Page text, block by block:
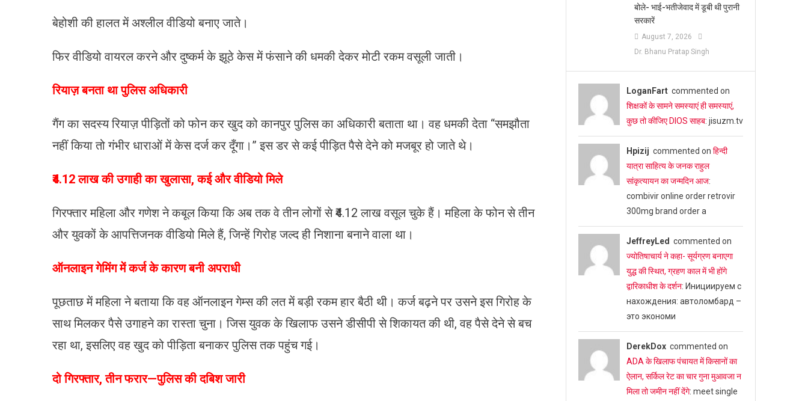
बेहोशी की हालत में अश्लील वीडियो बनाए जाते।
फिर वीडियो वायरल करने और दुष्कर्म के झूठे केस में फंसाने की धमकी देकर मोटी रकम वसूली जाती।
रियाज़ बनता था पुलिस अधिकारी
गैंग का सदस्य रियाज़ पीड़ितों को फोन कर खुद को कानपुर पुलिस का अधिकारी बताता था। वह धमकी देता “समझौता
नहीं किया तो गंभीर धाराओं में केस दर्ज कर दूँगा।” इस डर से कई पीड़ित पैसे देने को मजबूर हो जाते थे।
₹4.12 लाख की उगाही का खुलासा, कई और वीडियो मिले
गिरफ्तार महिला और गणेश ने कबूल किया कि अब तक वे तीन लोगों से ₹4.12 लाख वसूल चुके हैं। महिला के फोन से तीन
और युवकों के आपत्तिजनक वीडियो मिले हैं, जिन्हें गिरोह जल्द ही निशाना बनाने वाला था।
ऑनलाइन गेमिंग में कर्ज के कारण बनी अपराधी
पूछताछ में महिला ने बताया कि वह ऑनलाइन गेम्स की लत में बड़ी रकम हार बैठी थी। कर्ज बढ़ने पर उसने इस गिरोह के
साथ मिलकर पैसे उगाहने का रास्ता चुना। जिस युवक के खिलाफ उसने डीसीपी से शिकायत की थी, वह पैसे देने से बच
रहा था, इसलिए वह खुद को पीड़िता बनाकर पुलिस तक पहुंच गई।
दो गिरफ्तार, तीन फरार—पुलिस की दबिश जारी
बोले- भाई-भतीजेवाद में डूबी थी पुरानी
सरकारें
August 7, 2026
Dr. Bhanu Pratap Singh
LoganFartcommented on
शिक्षकों के सामने समस्याएं ही समस्याएं,
कुछ तो कीजिए DIOS साहब: jisuzm.tv
Hpizij commented on हिन्दी
यात्रा साहित्य के जनक राहुल
सांकृत्यायन का जन्‍मदिन आज:
combivir online order retrovir
300mg brand order a
JeffreyLed commented on
ज्योतिषाचार्य ने कहा- सूर्यग्रण बनाएगा
युद्ध की स्थित, ग्रहण काल में भी होंगे
द्वारिकाधीश के दर्शन: Инициируем с
нахождения: автоломбард –
это экономи
DerekDoxcommented on
ADA के खिलाफ पंचायत में किसानों का
ऐलान, सर्किल रेट का चार गुना मुआवजा न
मिला तो जमीन नहीं देंगे: meet single